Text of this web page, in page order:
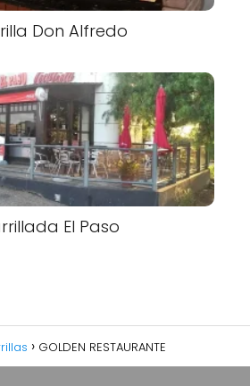
Don Alfredo
El Paso
GOLDEN RESTAURANTE